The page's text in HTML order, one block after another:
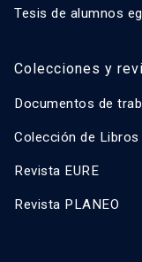
Tesis de alumnos
Colecciones y
Documentos de
Colección de Libros
Revista EURE
Revista PLANEO